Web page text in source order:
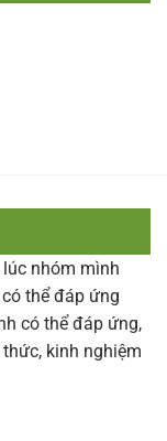
nhóm mình
thể đáp ứng
có thể đáp ứng,
kinh nghiệm